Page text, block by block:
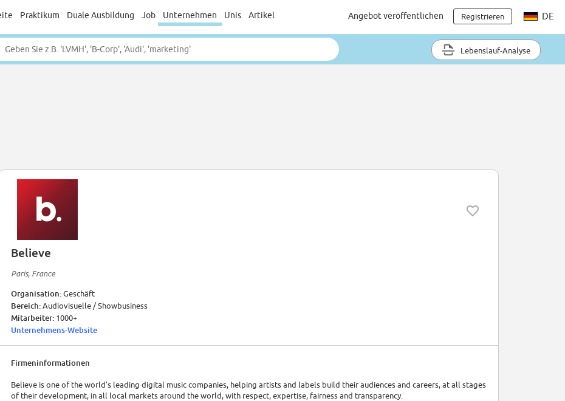
Praktikum Duale Ausbildung Job Unternehmen Unis Artikel Angebot veröffentlichen Registrieren DE
Lebenslauf-Analyse
Believe
Paris, France
Organisation:Geschäft
Bereich:Audiovisuelle / Showbusiness
Mitarbeiter: 1000+
Unternehmens-Website
Firmeninformationen
Believe is one of the world’s leading digital music companies, helping artists and labels build their audiences and careers, at all stages
of their development, in all local markets around the world, with respect, expertise, fairness and transparency.